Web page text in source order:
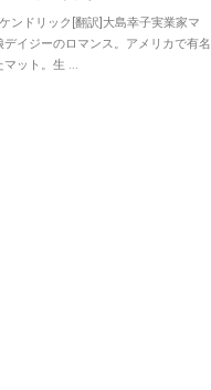
ンドリック[翻訳]大島幸子実業家マ
イジーのロマンス。アメリカで有名
マット。生 ...